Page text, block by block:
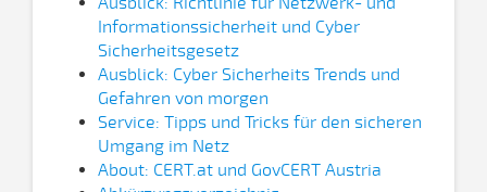
Informationssicherheit und Cyber
Sicherheitsgesetz
Ausblick: Cyber Sicherheits Trends und
Gefahren von morgen
Service: Tipps und Tricks für den sicheren
Umgang im Netz
About: CERT.at und GovCERT Austria